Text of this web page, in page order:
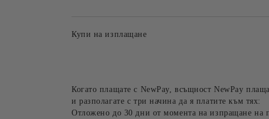
Купи на изплащане
Когато плащате с NewPay, всъщност NewPay
и разполагате с три начина да я платите към тях:
Отложено до 30 дни от момента на изпращане на